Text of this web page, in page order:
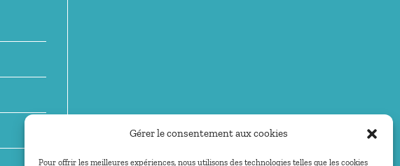
Gérer le consentement aux cookies
Pour offrir les meilleures expériences, nous utilisons des technologies telles que les cookies